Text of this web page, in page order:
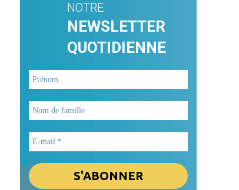
NOTRE
NEWSLETTER
QUOTIDIENNE